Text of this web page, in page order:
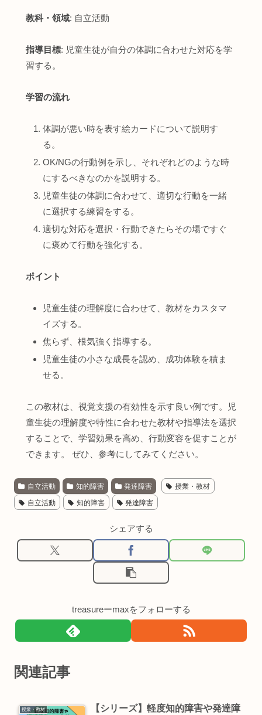
教科・領域: 自立活動
指導目標: 児童生徒が自分の体調に合わせた対応を学
習する。
学習の流れ
体調が悪い時を表す絵カードについて説明す
る。
OK/NGの行動例を示し、それぞれどのような時
にするべきなのかを説明する。
児童生徒の体調に合わせて、適切な行動を一緒
に選択する練習をする。
適切な対応を選択・行動できたらその場ですぐ
に褒めて行動を強化する。
ポイント
児童生徒の理解度に合わせて、教材をカスタマ
イズする。
焦らず、根気強く指導する。
児童生徒の小さな成長を認め、成功体験を積ま
せる。
この教材は、視覚支援の有効性を示す良い例です。児
童生徒の理解度や特性に合わせた教材や指導法を選択
することで、学習効果を高め、行動変容を促すことが
できます。 ぜひ、参考にしてみてください。
自立活動 知的障害 発達障害 授業・教材
自立活動 知的障害 発達障害
シェアする
treasureーmaxをフォローする
関連記事
授業・教材
【シリーズ】軽度知的障害や発達障